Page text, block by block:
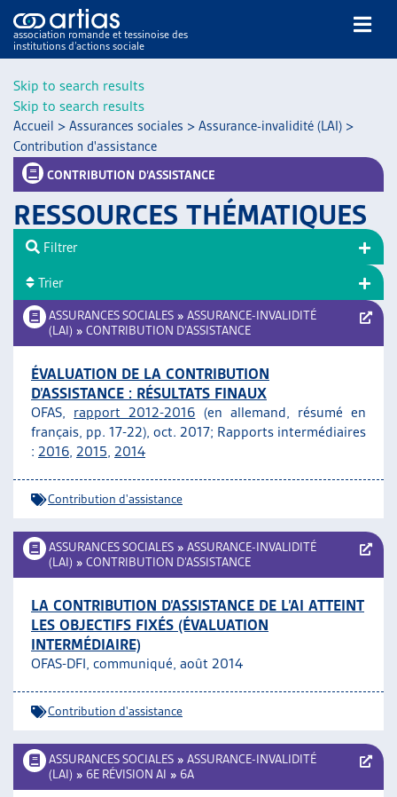
Skip to search results
Skip to search results
association romande et tessinoise des
institutions d’actions sociale
NOS PUBLICATIONS
ARTICLES
VEILLE
RESSOURCES
THÉMATIQUES
AUTRES
ARTIAS
L’ASSOCIATION
PROJETS ET ACTIVITÉS
JOURNÉES D’AUTOMNE
Accueil > Assurances sociales > Assurance-invalidité (LAI) >
Contribution d'assistance
CONTRIBUTION D’ASSISTANCE
RESSOURCES THÉMATIQUES
ASSURANCES SOCIALES » ASSURANCE-INVALIDITÉ
(LAI) » CONTRIBUTION D’ASSISTANCE
ÉVALUATION DE LA CONTRIBUTION
D’ASSISTANCE : RÉSULTATS FINAUX
OFAS, rapport 2012-2016 (en allemand, résumé en
français, pp. 17-22), oct. 2017; Rapports intermédiaires
: 2016, 2015, 2014
Contribution d'assistance
ASSURANCES SOCIALES » ASSURANCE-INVALIDITÉ
(LAI) » CONTRIBUTION D’ASSISTANCE
LA CONTRIBUTION D’ASSISTANCE DE L’AI ATTEINT
LES OBJECTIFS FIXÉS (ÉVALUATION
INTERMÉDIAIRE)
OFAS-DFI, communiqué, août 2014
Contribution d'assistance
ASSURANCES SOCIALES » ASSURANCE-INVALIDITÉ
(LAI) » 6E RÉVISION AI » 6A
Filtrer
Trier